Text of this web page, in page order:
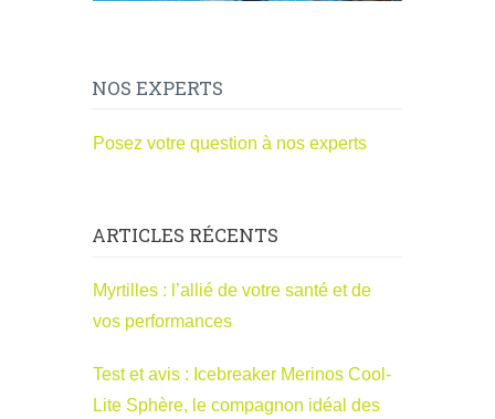
NOS EXPERTS
Posez votre question à nos experts
ARTICLES RÉCENTS
Myrtilles : l’allié de votre santé et de
vos performances
Test et avis : Icebreaker Merinos Cool-
Lite Sphère, le compagnon idéal des